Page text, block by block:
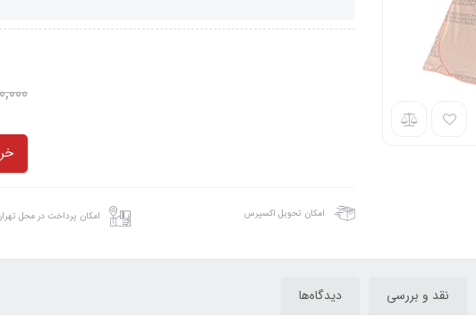
امکان تحویل اکسپرس امکان پرداخت در محل
نقد و بررسی دیدگاه‌ها